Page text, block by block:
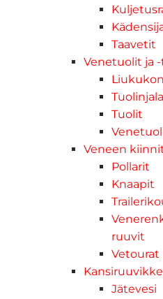
Taavetit
Venetuolit ja
Tuolit
Veneen
Pollarit
Knaapit
ruuvit
Vetourat
Jätevesi